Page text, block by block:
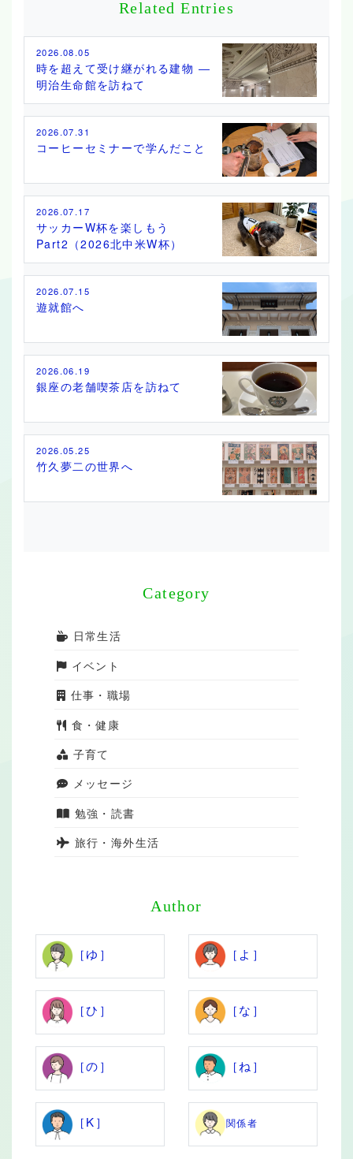
Related Entries
2026.08.05
時を超えて受け継がれる建物 ―
明治生命館を訪ねて
2026.07.31
コーヒーセミナーで学んだこと
2026.07.17
サッカーW杯を楽しもう
Part2（2026北中米W杯）
2026.07.15
遊就館へ
2026.06.19
銀座の老舗喫茶店を訪ねて
2026.05.25
竹久夢二の世界へ
Category
日常生活
イベント
仕事・職場
食・健康
子育て
メッセージ
勉強・読書
旅行・海外生活
Author
［ゆ］ ［よ］
［ひ］ ［な］
［の］ ［ね］
［K］ 関係者